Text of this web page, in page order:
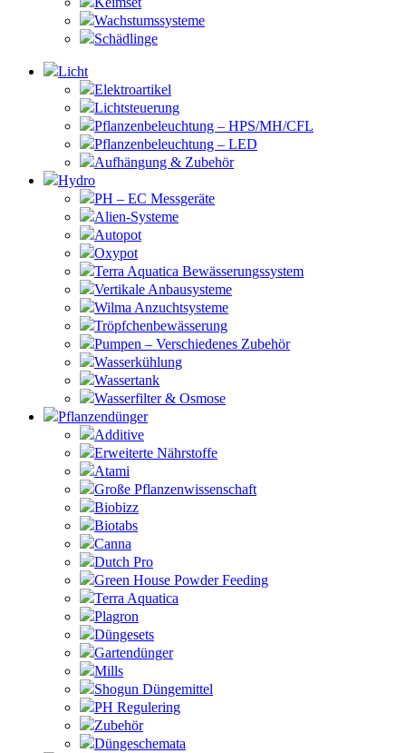
Wachstumssysteme
Schädlinge
Licht
Elektroartikel
Lichtsteuerung
Pflanzenbeleuchtung – HPS/MH/CFL
Pflanzenbeleuchtung – LED
Aufhängung & Zubehör
Hydro
PH – EC Messgeräte
Alien-Systeme
Autopot
Oxypot
Terra Aquatica Bewässerungssystem
Vertikale Anbausysteme
Wilma Anzuchtsysteme
Tröpfchenbewässerung
Pumpen – Verschiedenes Zubehör
Wasserkühlung
Wassertank
Wasserfilter & Osmose
Pflanzendünger
Additive
Erweiterte Nährstoffe
Atami
Große Pflanzenwissenschaft
Biobizz
Biotabs
Canna
Dutch Pro
Green House Powder Feeding
Terra Aquatica
Plagron
Düngesets
Gartendünger
Mills
Shogun Düngemittel
PH Regulering
Zubehör
Düngeschemata